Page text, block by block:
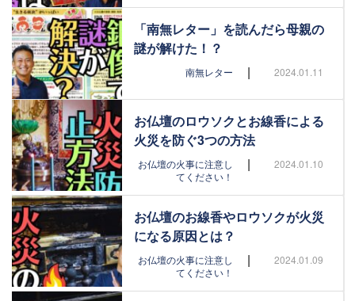
「南無レター」を読んだら母親の
謎が解けた！？
南無レター | 2024.01.11
お仏壇のロウソクとお線香による
火災を防ぐ3つの方法
お仏壇の火事に注意し
てください！
| 2024.01.10
お仏壇のお線香やロウソクが火災
になる原因とは？
お仏壇の火事に注意し
てください！
| 2024.01.09